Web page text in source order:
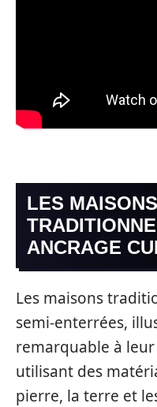
LES MAISONS
ANCRAGE
Les maisons
semi-enterrées,
remarquable à
utilisant des
pierre, la terre et